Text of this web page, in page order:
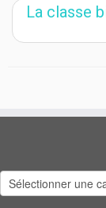
La classe
Catégories